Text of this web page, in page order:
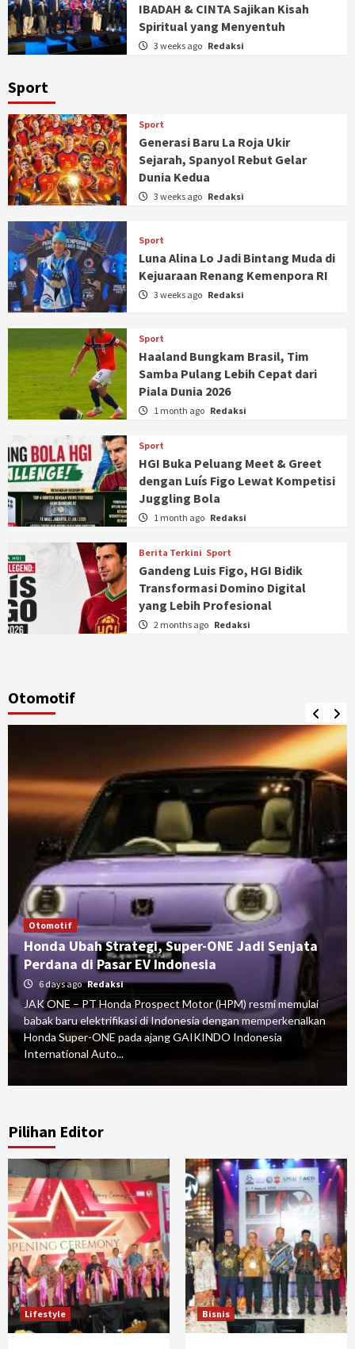
IBADAH & CINTA Sajikan Kisah
Spiritual yang Menyentuh
3 weeks ago Redaksi
Sport
Sport
Generasi Baru La Roja Ukir
Sejarah, Spanyol Rebut Gelar
Dunia Kedua
3 weeks ago Redaksi
Sport
Luna Alina Lo Jadi Bintang Muda di
Kejuaraan Renang Kemenpora RI
3 weeks ago Redaksi
Sport
Haaland Bungkam Brasil, Tim
Samba Pulang Lebih Cepat dari
Piala Dunia 2026
1 month ago Redaksi
Sport
HGI Buka Peluang Meet & Greet
dengan Luís Figo Lewat Kompetisi
Juggling Bola
1 month ago Redaksi
Berita Terkini Sport
Gandeng Luis Figo, HGI Bidik
Transformasi Domino Digital
yang Lebih Profesional
2 months ago Redaksi
Otomotif
Otomotif
Honda Ubah Strategi, Super-ONE Jadi Senjata
Perdana di Pasar EV Indonesia
6 days ago Redaksi
JAK ONE – PT Honda Prospect Motor (HPM) resmi memulai
babak baru elektrifikasi di Indonesia dengan memperkenalkan
Honda Super-ONE pada ajang GAIKINDO Indonesia
International Auto...
Pilihan Editor
Lifestyle Bisnis